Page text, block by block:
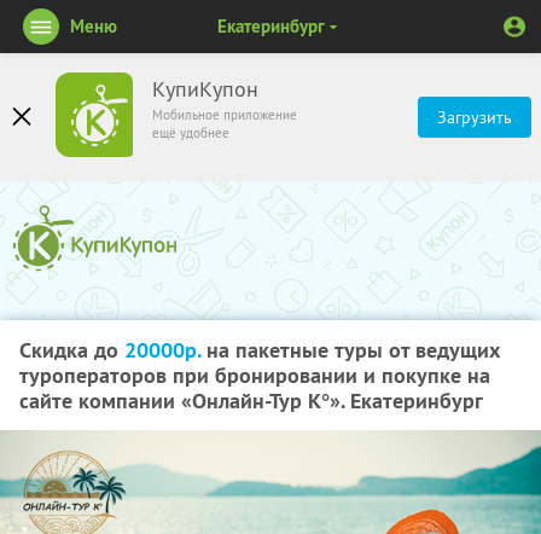
КупиКупон
Мобильное приложение
ещё удобнее
Загрузить
Меню Екатеринбург
Скидка до 20000р.на пакетные туры от ведущих
туроператоров при бронировании и покупке на
сайте компании «Онлайн-Тур К°». Екатеринбург